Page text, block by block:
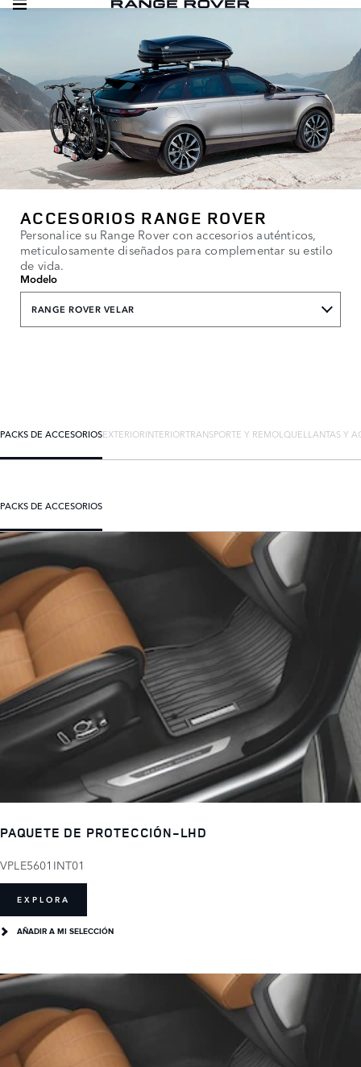
ACCESORIOS RANGE ROVER
Personalice su Range Rover con accesorios auténticos,
meticulosamente diseñados para complementar su estilo
de vida.
Modelo
RANGE ROVER VELAR
PACKS DE ACCESORIOSEXTERIORINTERIORTRANSPORTE Y REMOLQUELLANTAS Y
PACKS DE ACCESORIOS
PAQUETE DE PROTECCIÓN-LHD
VPLE5601INT01
EXPLORA
AÑADIR A MI SELECCIÓN